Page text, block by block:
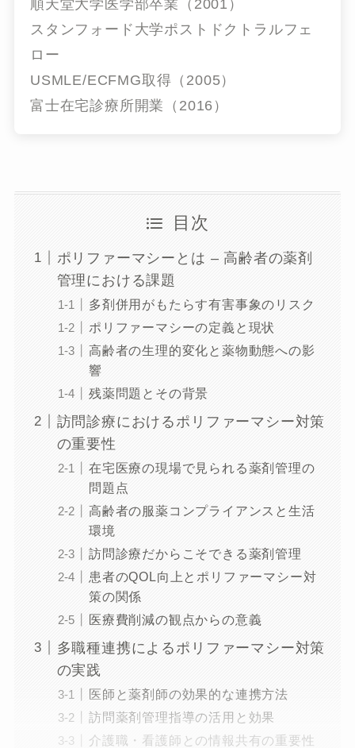
順天堂大学医学部卒業（2001）
スタンフォード大学ポストドクトラルフェ
ロー
USMLE/ECFMG取得（2005）
富士在宅診療所開業（2016）
目次
ポリファーマシーとは – 高齢者の薬剤
管理における課題
多剤併用がもたらす有害事象のリスク
ポリファーマシーの定義と現状
高齢者の生理的変化と薬物動態への影
響
残薬問題とその背景
訪問診療におけるポリファーマシー対策
の重要性
在宅医療の現場で見られる薬剤管理の
問題点
高齢者の服薬コンプライアンスと生活
環境
訪問診療だからこそできる薬剤管理
患者のQOL向上とポリファーマシー対
策の関係
医療費削減の観点からの意義
多職種連携によるポリファーマシー対策
の実践
医師と薬剤師の効果的な連携方法
訪問薬剤管理指導の活用と効果
介護職・看護師との情報共有の重要性